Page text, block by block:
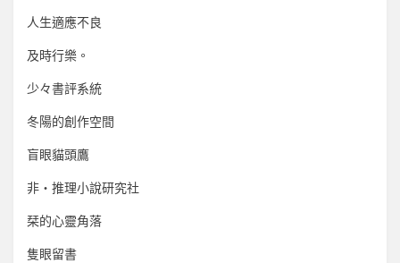
人生適應不良
及時行樂。
少々書評系統
冬陽的創作空間
盲眼貓頭鷹
非‧推理小說研究社
栞的心靈角落
隻眼留書